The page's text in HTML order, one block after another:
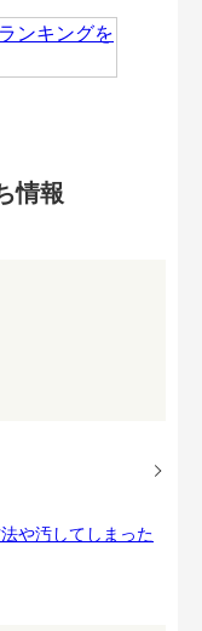
情報
や汚してしまった